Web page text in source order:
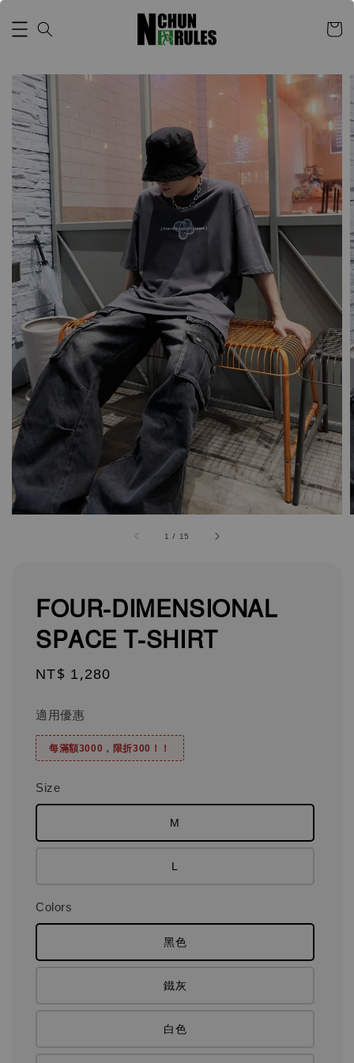
1 / 15
FOUR-DIMENSIONAL
SPACE T-SHIRT
Regular
NT$ 1,280
適用優惠
每滿額3000，限折300！！
Size
M
L
Colors
黑色
鐵灰
白色